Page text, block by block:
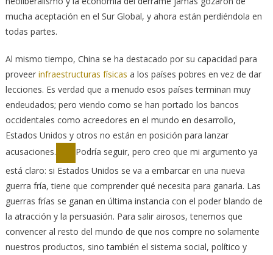
mucha aceptación en el Sur Global, y ahora están perdiéndola en
todas partes.
Al mismo tiempo, China se ha destacado por su capacidad para
proveer infraestructuras físicas a los países pobres en vez de dar
lecciones. Es verdad que a menudo esos países terminan muy
endeudados; pero viendo como se han portado los bancos
occidentales como acreedores en el mundo en desarrollo,
Estados Unidos y otros no están en posición para lanzar
acusaciones.
Podría seguir, pero creo que mi argumento ya
está claro: si Estados Unidos se va a embarcar en una nueva
guerra fría, tiene que comprender qué necesita para ganarla. Las
guerras frías se ganan en última instancia con el poder blando de
la atracción y la persuasión. Para salir airosos, tenemos que
convencer al resto del mundo de que nos compre no solamente
nuestros productos, sino también el sistema social, político y